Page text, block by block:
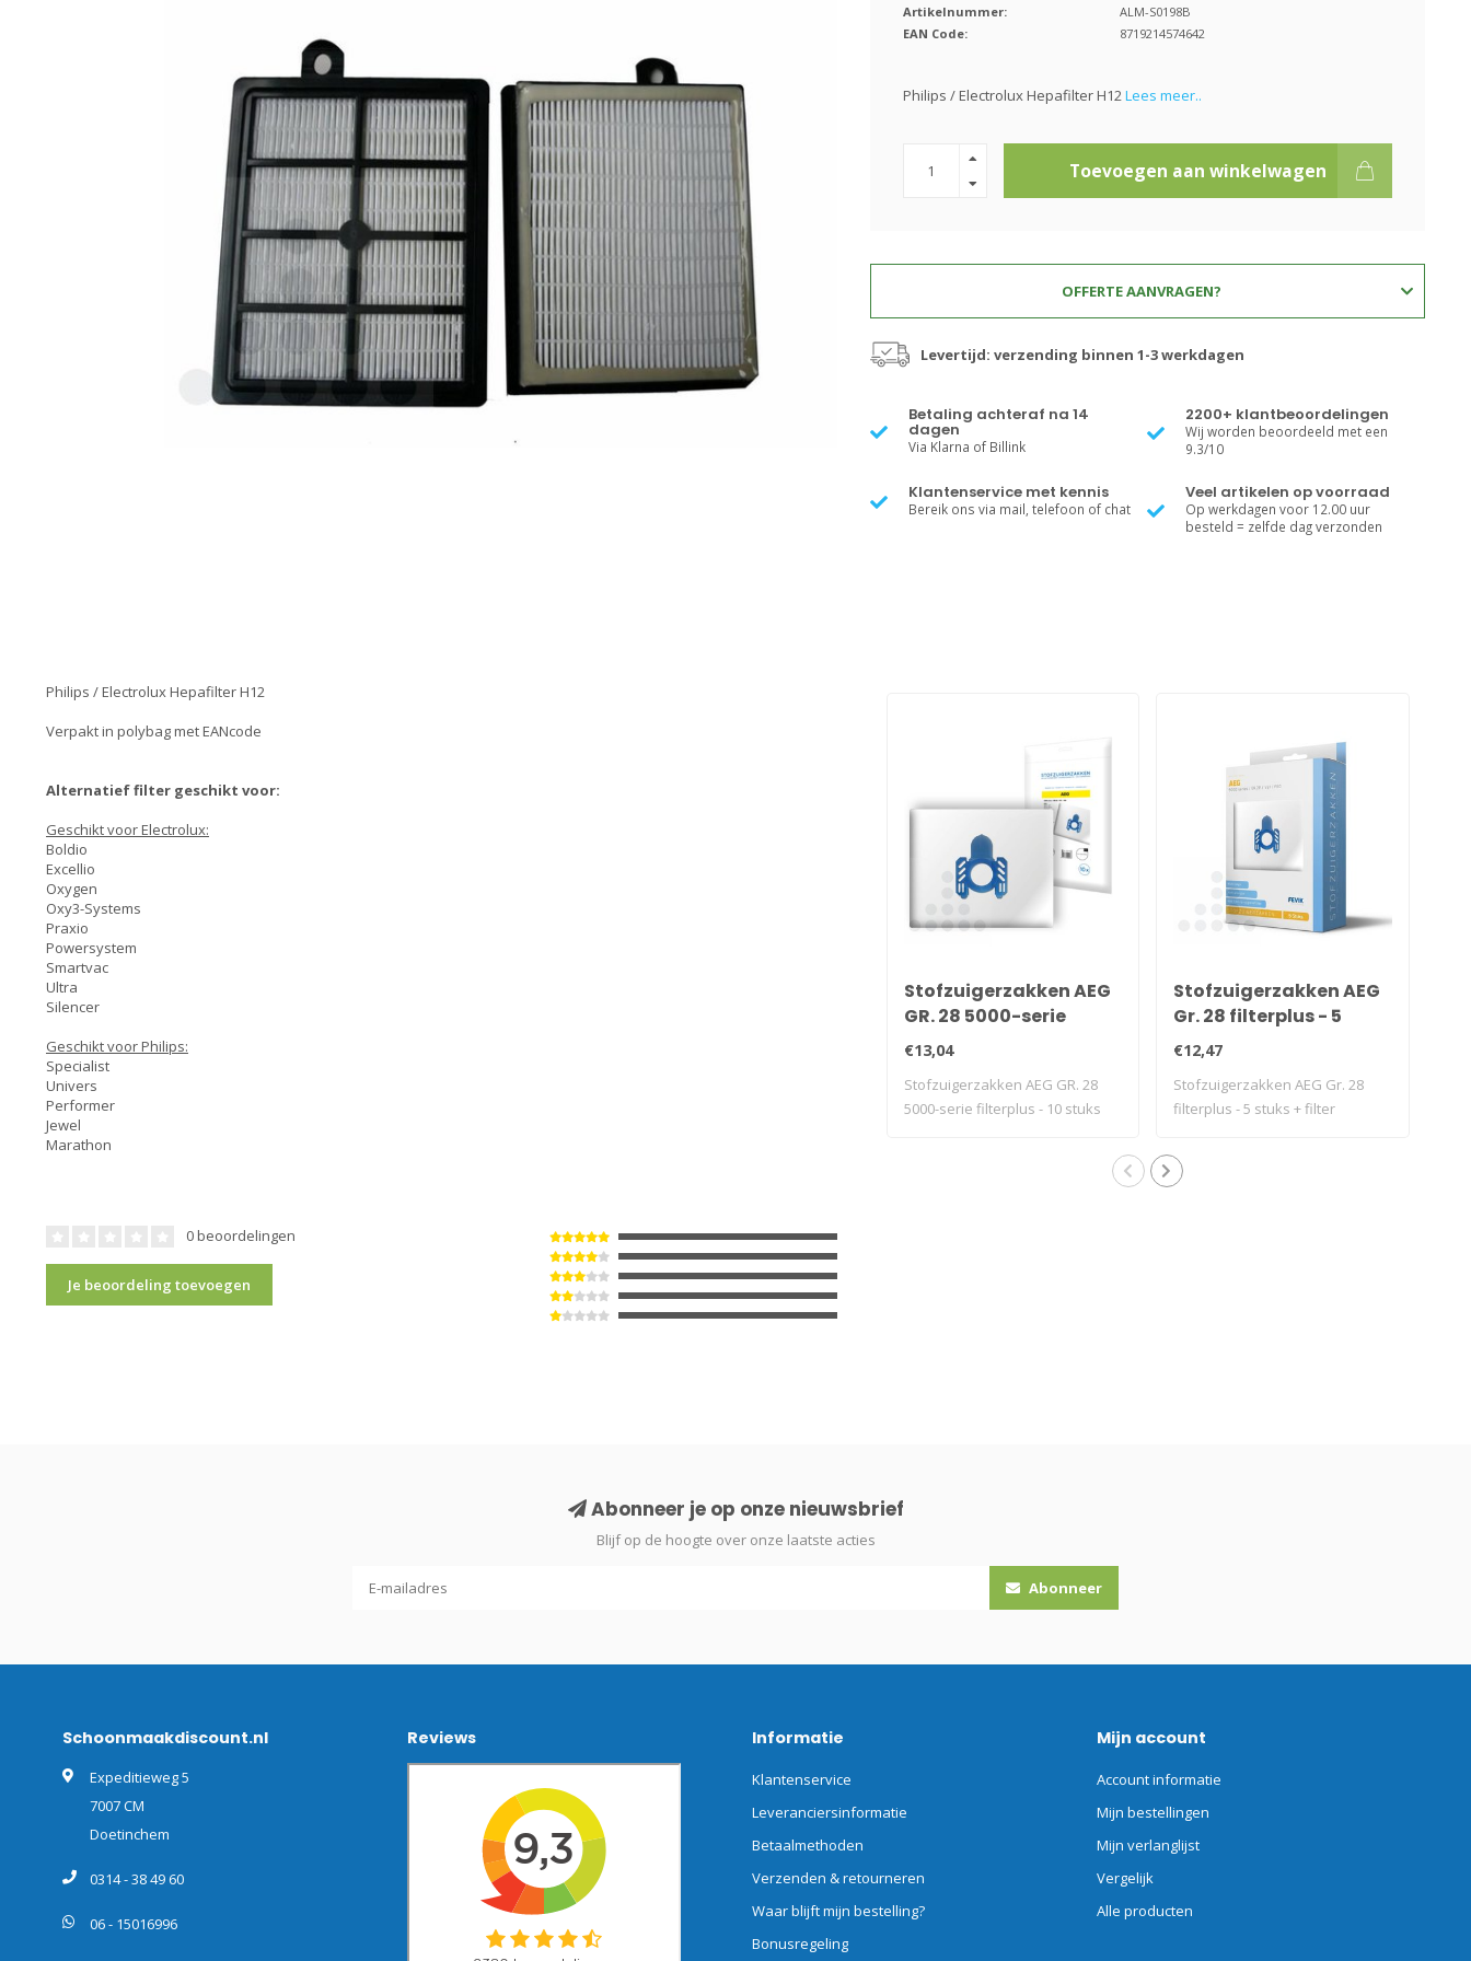
Artikelnummer:
ALM-S0198B
EAN Code:
8719214574642
Philips / Electrolux Hepafilter H12Lees meer..
Toevoegen aan winkelwagen
OFFERTE AANVRAGEN?
Levertijd: verzending binnen 1-3 werkdagen
Betaling achteraf na 14
dagen
Via Klarna of Billink
2200+ klantbeoordelingen
Wij worden beoordeeld met een
9.3/10
Klantenservice met kennis
Bereik ons via mail, telefoon of chat
Veel artikelen op voorraad
Op werkdagen voor 12.00 uur
besteld = zelfde dag verzonden
Philips / Electrolux Hepafilter H12
Verpakt in polybag met EANcode
Alternatief filter geschikt voor:
Geschikt voor Electrolux:
Boldio
Excellio
Oxygen
Oxy3-Systems
Praxio
Powersystem
Smartvac
Ultra
Silencer
Geschikt voor Philips:
Specialist
Univers
Performer
Jewel
Marathon
0 beoordelingen
Je beoordeling toevoegen
Stofzuigerzakken AEG
GR. 28 5000-serie
filterplus - 10 stuks
€13,04
Stofzuigerzakken AEG GR. 28
5000-serie filterplus - 10 stuks
Stofzuigerzakken AEG
Gr. 28 filterplus - 5
stuks + filter
€12,47
Stofzuigerzakken AEG Gr. 28
filterplus - 5 stuks + filter
Abonneer je op onze nieuwsbrief
Blijf op de hoogte over onze laatste acties
Abonneer
Schoonmaakdiscount.nl
Expeditieweg 5
7007 CM
Doetinchem
0314 - 38 49 60
06 - 15016996
Reviews Informatie
Klantenservice
Leveranciersinformatie
Betaalmethoden
Verzenden & retourneren
Waar blijft mijn bestelling?
Bonusregeling
Mijn account
Account informatie
Mijn bestellingen
Mijn verlanglijst
Vergelijk
Alle producten